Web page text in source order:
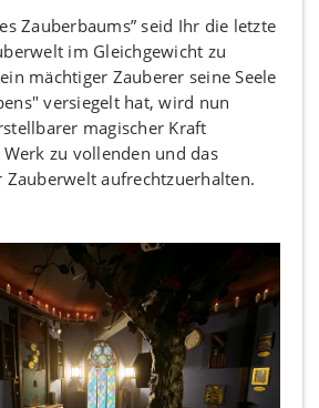
Zauberbaums” seid Ihr die letzte
im Gleichgewicht zu
mächtiger Zauberer seine Seele
versiegelt hat, wird nun
magischer Kraft
zu vollenden und das
Zauberwelt aufrechtzuerhalten.